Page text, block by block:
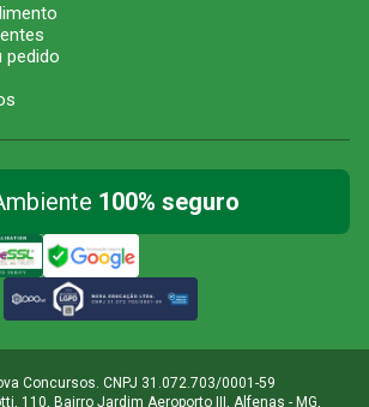
pedido
100% seguro
Concursos. CNPJ 31.072.703/0001-59
110, Bairro Jardim Aeroporto III, Alfenas - MG,